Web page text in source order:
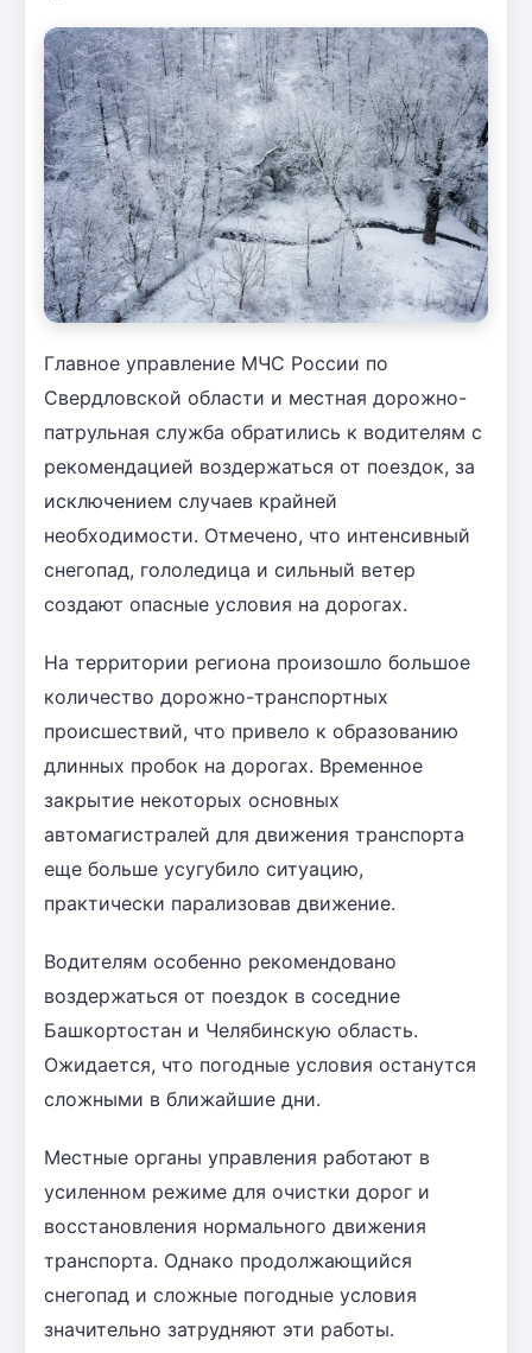
Главное управление МЧС России по
Свердловской области и местная дорожно-
патрульная служба обратились к водителям с
рекомендацией воздержаться от поездок, за
исключением случаев крайней
необходимости. Отмечено, что интенсивный
снегопад, гололедица и сильный ветер
создают опасные условия на дорогах.
На территории региона произошло большое
количество дорожно-транспортных
происшествий, что привело к образованию
длинных пробок на дорогах. Временное
закрытие некоторых основных
автомагистралей для движения транспорта
еще больше усугубило ситуацию,
практически парализовав движение.
Водителям особенно рекомендовано
воздержаться от поездок в соседние
Башкортостан и Челябинскую область.
Ожидается, что погодные условия останутся
сложными в ближайшие дни.
Местные органы управления работают в
усиленном режиме для очистки дорог и
восстановления нормального движения
транспорта. Однако продолжающийся
снегопад и сложные погодные условия
значительно затрудняют эти работы.